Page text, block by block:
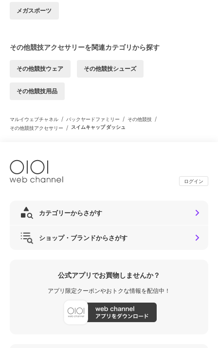
メガスポーツ
その他競技アクセサリーを関連カテゴリから探す
その他競技ウェア その他競技シューズ
その他競技用品
マルイウェブチャネル / バックヤードファミリー / その他競技 /
その他競技アクセサリー / スイムキャップ ダッシュ
ログイン
カテゴリーからさがす
ショップ・ブランドからさがす
公式アプリでお買物しませんか？
アプリ限定クーポンやおトクな情報を配信中！